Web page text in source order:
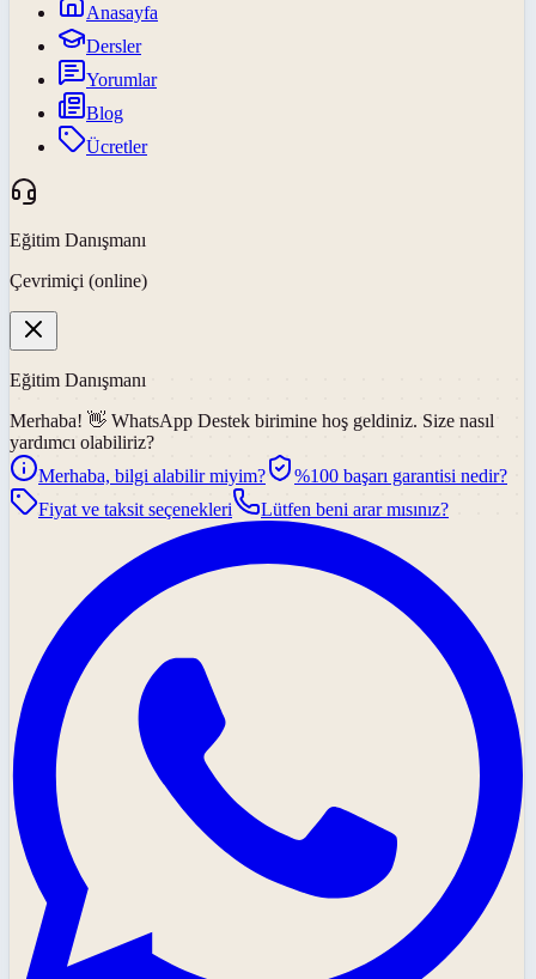
Anasayfa
Dersler
Yorumlar
Blog
Ücretler
Eğitim Danışmanı
Çevrimiçi (online)
Eğitim Danışmanı
Merhaba! 👋 WhatsApp Destek birimine hoş geldiniz. Size nasıl
yardımcı olabiliriz?
Merhaba, bilgi alabilir miyim?
%100 başarı garantisi nedir?
Fiyat ve taksit seçenekleri
Lütfen beni arar mısınız?